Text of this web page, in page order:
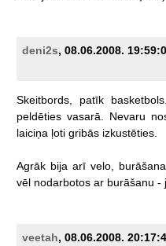
deni2s, 08.06.2008.
Skeitbords, patīk basketbols.
peldēties vasarā. Nevaru
laiciņa ļoti gribās izkustēties.
Agrāk bija arī velo, burāšana,
vēl nodarbotos ar burāšanu -
veetah, 08.06.2008.